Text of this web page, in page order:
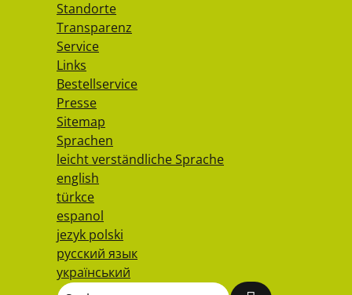
Standorte
Transparenz
Service
Links
Bestellservice
Presse
Sitemap
Sprachen
leicht verständliche Sprache
english
türkce
espanol
jezyk polski
русский язык
український